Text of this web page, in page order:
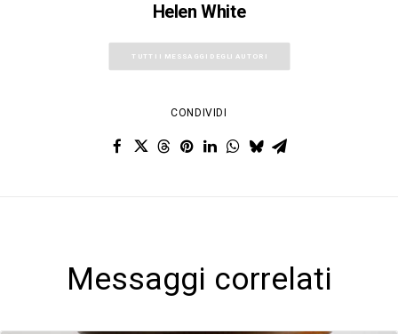
Helen White
TUTTI I MESSAGGI DEGLI AUTORI
CONDIVIDI
Messaggi correlati